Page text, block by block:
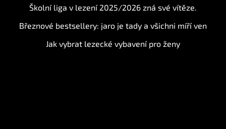
Školní liga v lezení 2025/2026 zná své vítěze.
Březnové bestsellery: jaro je tady a všichni míří ven
Jak vybrat lezecké vybavení pro ženy